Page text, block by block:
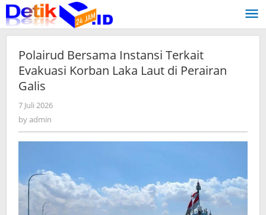
Skip
to
content
Polairud Bersama Instansi Terkait
Evakuasi Korban Laka Laut di Perairan
Galis
7 Juli 2026
byadmin